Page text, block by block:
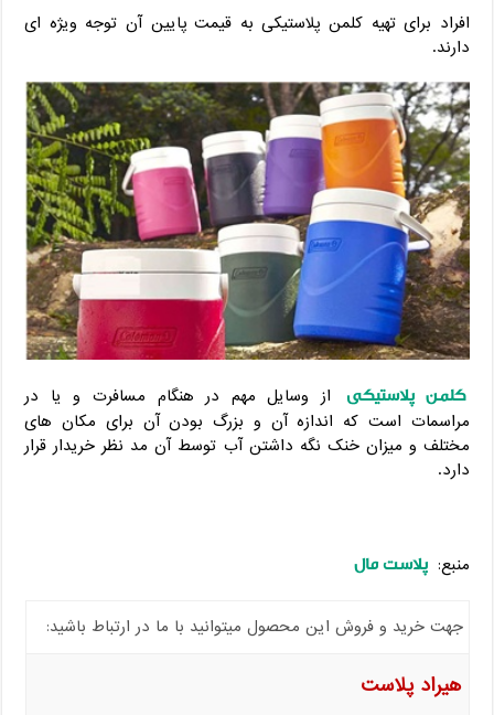
افراد برای تهیه کلمن پلاستیکی به قیمت پایین آن توجه ویژه ای
دارند.
کلمن پلاستیکی
از وسایل مهم در هنگام مسافرت و یا در
مراسمات است که اندازه آن و بزرگ بودن آن برای مکان های
مختلف و میزان خنک نگه داشتن آب توسط آن مد نظر خریدار قرار
دارد.
منبع: پلاست مال
جهت خرید و فروش این محصول میتوانید با ما در ارتباط باشید:
هیراد پلاست